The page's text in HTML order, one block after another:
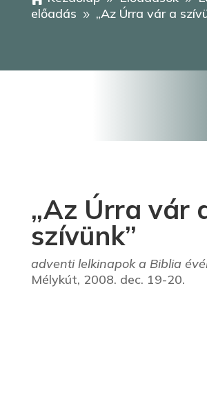
előadás
9 „Az Úrra vár a
„Az Úrra vár
szívünk”
adventi lelkinapok a Biblia
Mélykút, 2008. dec. 19-20.